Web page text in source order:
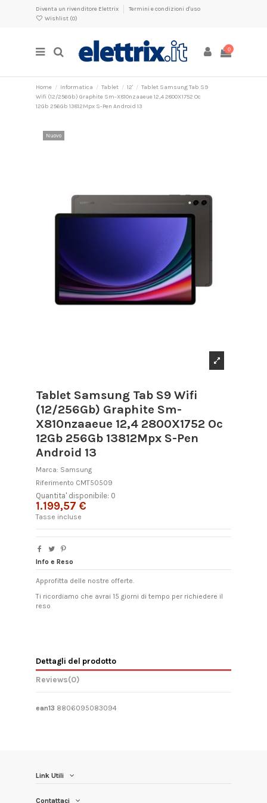
Diventa un rivenditore Elettrix
Termini e condizioni d'uso
Wishlist (0)
0
Home Informatica Tablet 12'
Tablet Samsung Tab S9
Wifi (12/256Gb) Graphite Sm-X810nzaaeue 12,4 2800X1752 Oc
12Gb 256Gb 13812Mpx S-Pen Android 13
Nuovo
Tablet Samsung Tab S9 Wifi
(12/256Gb) Graphite Sm-
X810nzaaeue 12,4 2800X1752 Oc
12Gb 256Gb 13812Mpx S-Pen
Android 13
Marca: Samsung
Riferimento CMT50509
Quantita' disponibile: 0
1.199,57 €
Tasse incluse
Info e Reso
Approfitta delle nostre offerte.
Ti ricordiamo che avrai 15 giorni di tempo per richiedere il
reso
Dettagli del prodotto
Reviews(0)
ean13 8806095083094
Link Utili
Contattaci